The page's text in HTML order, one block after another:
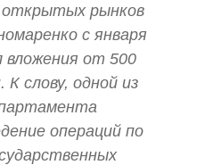
рынков
с января
вложения от 500
слову, одной из
операций по